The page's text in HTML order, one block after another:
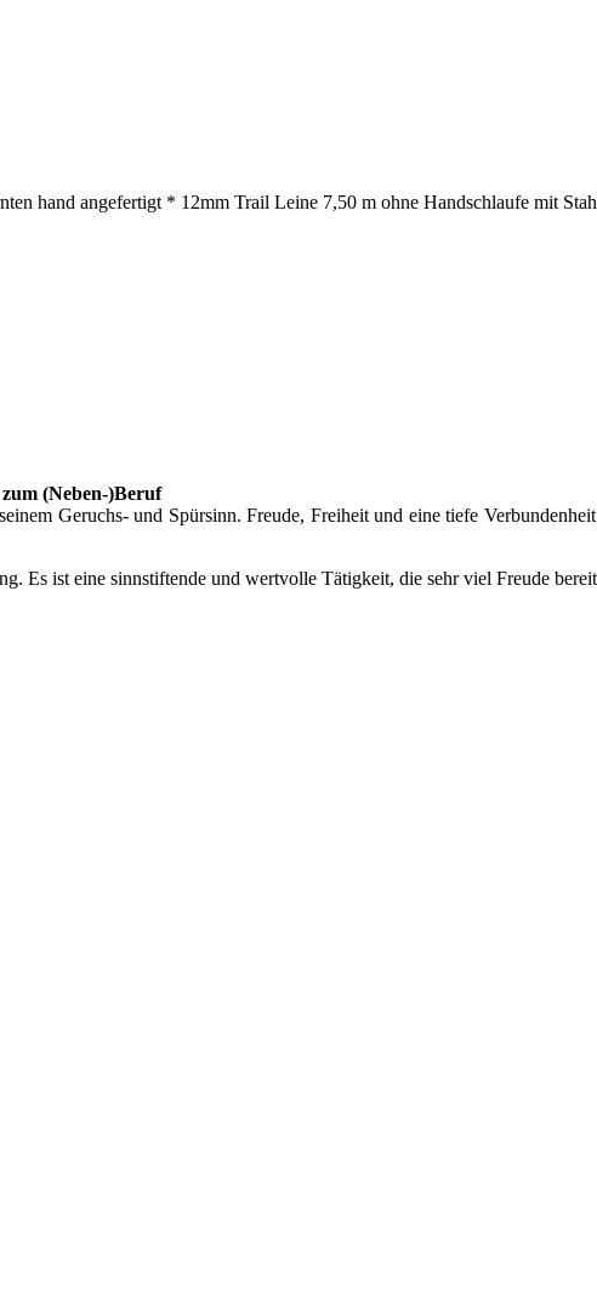
hand angefertigt * 12mm Trail Leine 7,50 m ohne Handschlaufe mit
(Neben-)Beruf
Geruchs- und Spürsinn. Freude, Freiheit und eine tiefe
Es ist eine sinnstiftende und wertvolle Tätigkeit, die sehr viel Freude